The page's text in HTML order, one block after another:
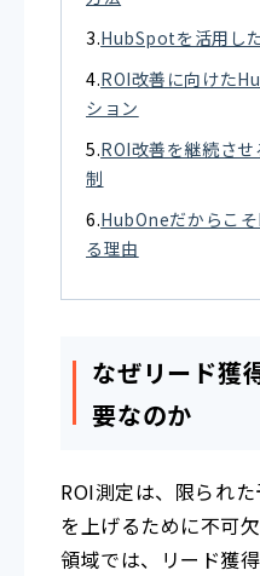
HubSpotを活用し
ROI改善に向けた
ション
ROI改善を継続さ
制
HubOneだからこ
る理由
なぜリード獲
要なのか
ROI測定は、限られ
を上げるために不可
領域では、リード獲